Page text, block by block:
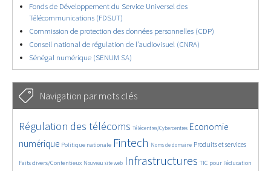
Fonds de Développement du Service Universel des
Télécommunications (FDSUT)
Commission de protection des données personnelles (CDP)
Conseil national de régulation de l’audiovisuel (CNRA)
Sénégal numérique (SENUM SA)
Navigation par mots clés
4558/5772
Régulation des télécoms
350/5772 Télécentres/Cybercentres
3648/5772
Economie
numérique
1849/5772 Politique nationale
5273/5772 Fintech
641/5772 Noms de domaine
2287/5772 Produits et services
1551/5772
Faits divers/Contentieux Nouveau site web Infrastructures TIC pour l’éducation